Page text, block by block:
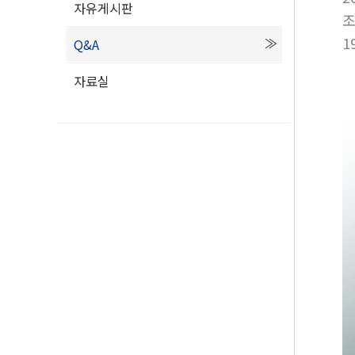
자유게시판
Q&A
자료실